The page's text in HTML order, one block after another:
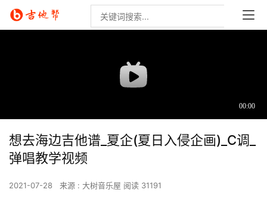
想去海边吉他谱_夏企(夏日入侵企画)_C调_
弹唱教学视频
2021-07-28 来源 : 大树音乐屋 阅读 31191